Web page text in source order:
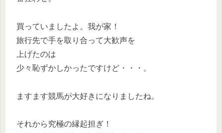
買っていましたよ。我が家！
旅行先で手を取り合って大歓声を
上げたのは
少々恥ずかしかったですけど・・・。
ますます競馬が大好きになりましたね。
それから究極の縁起担ぎ！